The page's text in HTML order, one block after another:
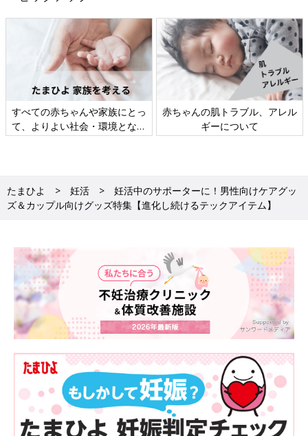
すべての赤ちゃんや家族にとっ
て、よりよい社会・環境となる
ことをめざしてさまざまな課題
赤ちゃんの肌トラブル、アレル
ギーについて
たまひよ 妊活
妊活中のサポーターに！男性向けケアグッ
ズ＆カップル向けグッズ特集【進化し続けるテックアイテム】